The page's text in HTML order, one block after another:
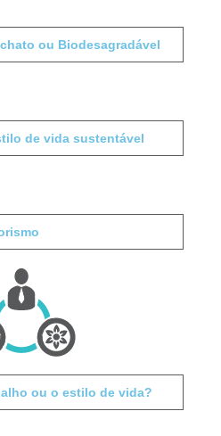
ou Biodesagradável
de vida sustentável
ou o estilo de vida?